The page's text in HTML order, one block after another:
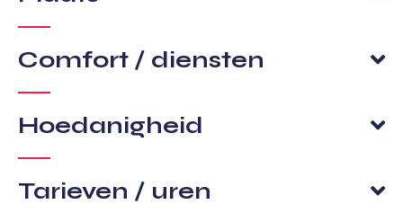
Comfort / diensten
Hoedanigheid
Tarieven / uren